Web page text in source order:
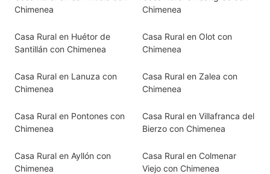
Chimenea
Chimenea
Casa Rural en Huétor de
Santillán con Chimenea
Casa Rural en Olot con
Chimenea
Casa Rural en Lanuza con
Chimenea
Casa Rural en Zalea con
Chimenea
Casa Rural en Pontones con
Chimenea
Casa Rural en Villafranca del
Bierzo con Chimenea
Casa Rural en Ayllón con
Chimenea
Casa Rural en Colmenar
Viejo con Chimenea